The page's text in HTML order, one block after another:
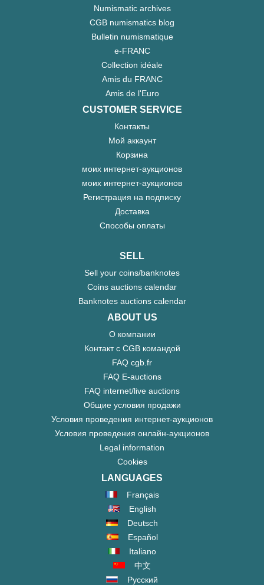
Numismatic archives
CGB numismatics blog
Bulletin numismatique
e-FRANC
Collection idéale
Amis du FRANC
Amis de l'Euro
CUSTOMER SERVICE
Контакты
Мой аккаунт
Корзина
моих интернет-аукционов
моих интернет-аукционов
Регистрация на подписку
Доставка
Способы оплаты
SELL
Sell your coins/banknotes
Coins auctions calendar
Banknotes auctions calendar
ABOUT US
О компании
Контакт с CGB командой
FAQ cgb.fr
FAQ E-auctions
FAQ internet/live auctions
Общие условия продажи
Условия проведения интернет-аукционов
Условия проведения онлайн-аукционов
Legal information
Cookies
LANGUAGES
Français
English
Deutsch
Español
Italiano
中文
Русский